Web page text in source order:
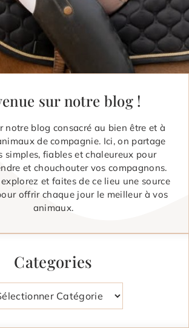
sur notre blog !
notre blog consacré au bien être et à
de compagnie. Ici, on partage
simples, fiables et chaleureux pour
et chouchouter vos compagnons.
et faites de ce lieu une source
offrir chaque jour le meilleur à vos
animaux.
Categories